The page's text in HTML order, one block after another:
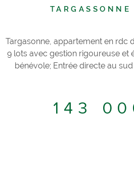
Targasonne, appartement en rdc
9 lots avec gestion rigoureuse et
bénévole; Entrée directe au
douches, wc séparé, et 2
placard, l'autre permettant
143